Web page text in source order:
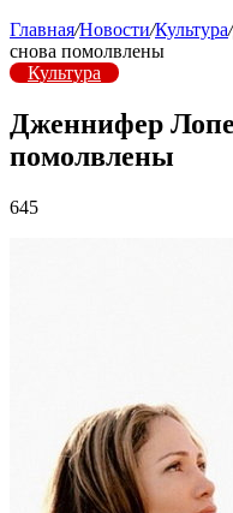
Главная/Новости/Культура/
снова помолвлены
Культура
Дженнифер
помолвлены
645